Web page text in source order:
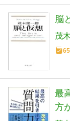
脳
茂
最
方